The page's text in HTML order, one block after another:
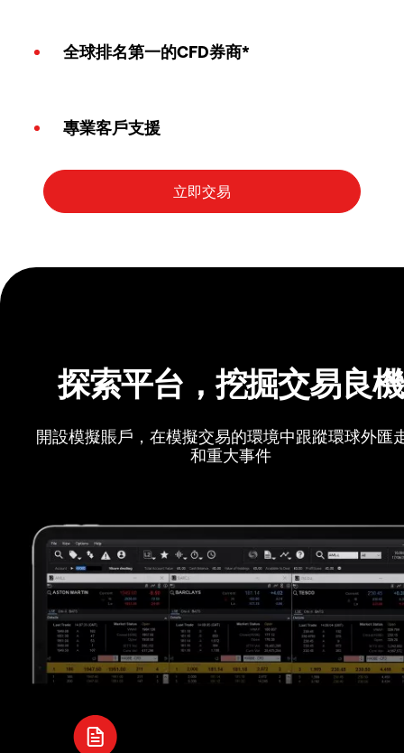
全球排名第一的CFD券商*
專業客戶支援
探索平台，挖掘交易良機
開設模擬賬戶，在模擬交易的環境中跟蹤環球外匯
和重大事件